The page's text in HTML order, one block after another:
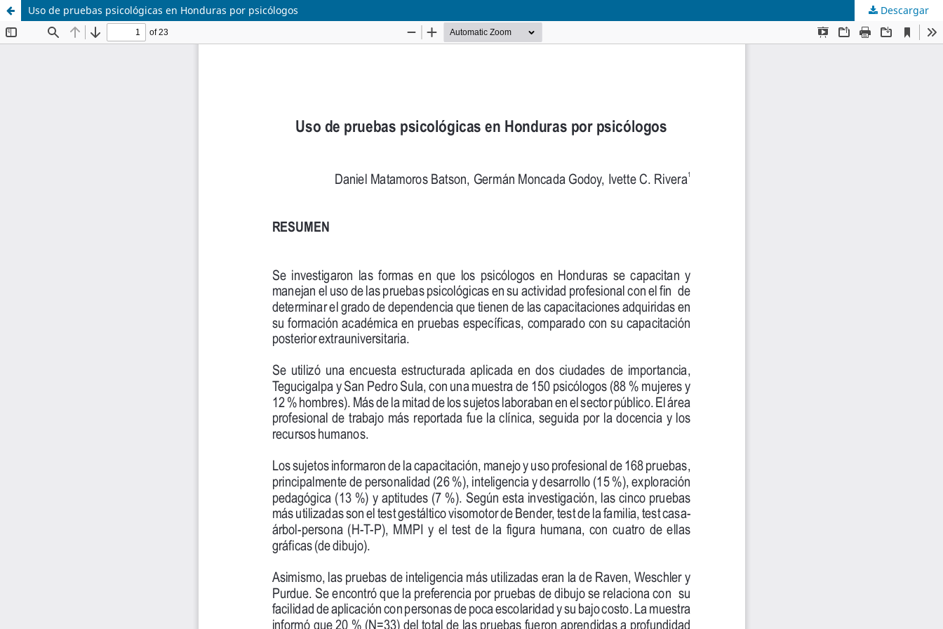
Uso de pruebas psicológicas en Honduras por psicólogos Descargar